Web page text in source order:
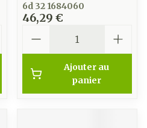
6d 32 1684060
46,29 €
Ajouter au
panier